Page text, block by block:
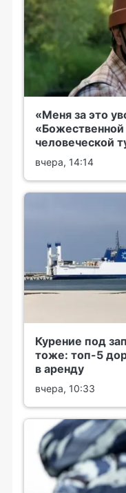
«Меня за это
человеческой
вчера, 14:14
Курение под
тоже: топ-5
в аренду
вчера, 10:33